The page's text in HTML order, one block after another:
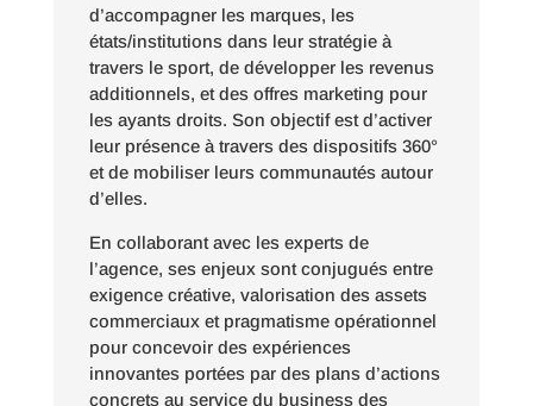
d’accompagner les marques, les
états/institutions dans leur stratégie à
travers le sport, de développer les revenus
additionnels, et des offres marketing pour
les ayants droits. Son objectif est d’activer
leur présence à travers des dispositifs 360°
et de mobiliser leurs communautés autour
d’elles.
En collaborant avec les experts de
l’agence, ses enjeux sont conjugués entre
exigence créative, valorisation des assets
commerciaux et pragmatisme opérationnel
pour concevoir des expériences
innovantes portées par des plans d’actions
concrets au service du business des